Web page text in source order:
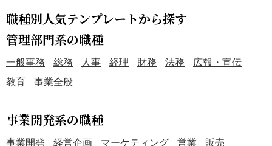
職種別人気テンプレートから探す
管理部門系の職種
一般事務 総務 人事 経理 財務 法務
広報・宣伝
教育
事業全般
事業開発系の職種
事業開発 経営企画 マーケティング 営業 販売